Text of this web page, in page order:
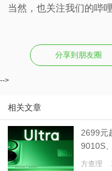
当然，也关注我们的哔
分享到朋友圈
-->
相关文章
2699元
9010S
方查理